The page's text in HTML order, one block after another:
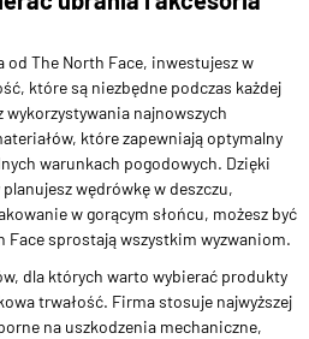
The North Face, inwestujesz w
które są niezbędne podczas każdej
wykorzystywania najnowszych
które zapewniają optymalny
warunkach pogodowych. Dzięki
wędrówkę w deszczu,
w gorącym słońcu, możesz być
Face sprostają wszystkim wyzwaniom.
dla których warto wybierać produkty
trwałość. Firma stosuje najwyższej
na uszkodzenia mechaniczne,